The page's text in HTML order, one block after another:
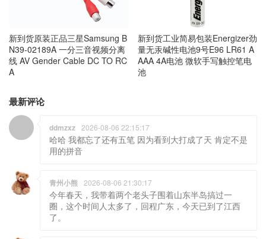
新到货原装正品三星Samsung B
N39-02189A 一分三音视频分离
线 AV Gender Cable DC TO RC
A
新到货工业简易包装Energizer劲
量无汞碱性电池9号E96 LR61 A
AAA 4A电池 微软手写触控笔电
池
最新评论
ddmzxz 2026-08-06 22:15:17
哈哈 我都忘了还有五笔 因为看到大打成了天 肯定不是
用的拼音
青州小熊 2026-08-06 21:30:17
今年春天，我带着两个老头子围着山东半岛搞过一
圈，这个时间人太多了，回程广东，今天已到了江西
了。